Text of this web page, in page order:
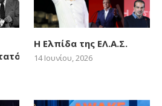
Η Ελπίδα της ΕΛ.Α.Σ.
14 Ιουνίου, 2026